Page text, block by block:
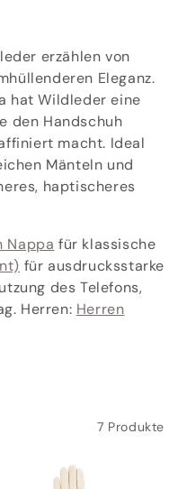
erzählen von
Eleganz.
hat Wildleder eine
den Handschuh
macht. Ideal
Mänteln und
haptischeres
Nappa für klassische
für ausdrucksstarke
des Telefons,
Herren: Herren
7 Produkte